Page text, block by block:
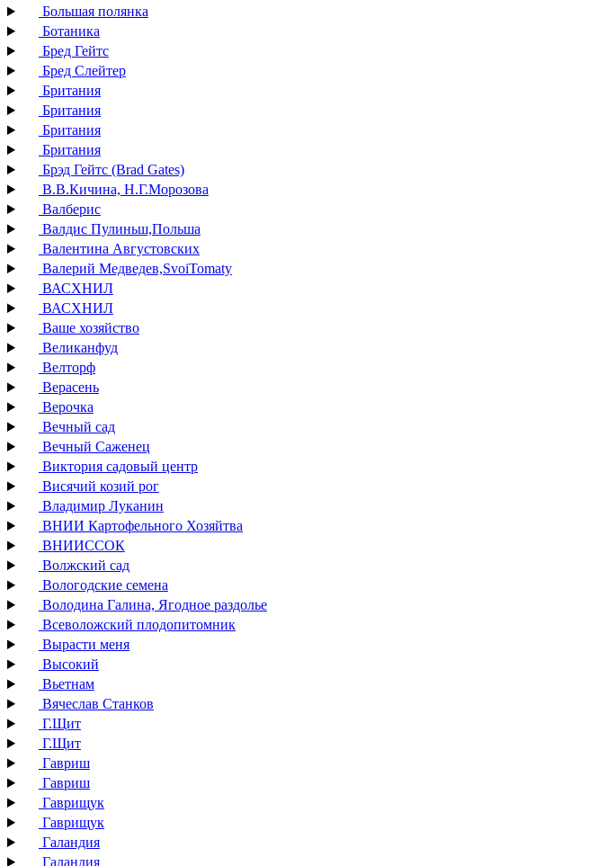
Большая полянка
Ботаника
Бред Гейтс
Бред Слейтер
Британия
Британия
Британия
Британия
Брэд Гейтс (Brad Gates)
В.В.Кичина, Н.Г.Морозова
Валберис
Валдис Пулиньш,Польша
Валентина Августовских
Валерий Медведев,SvoiTomaty
ВАСХНИЛ
ВАСХНИЛ
Ваше хозяйство
Великанфуд
Велторф
Верасень
Верочка
Вечный сад
Вечный Саженец
Виктория садовый центр
Висячий козий рог
Владимир Луканин
ВНИИ Картофельного Хозяйтва
ВНИИССОК
Волжский сад
Вологодские семена
Володина Галина, Ягодное раздолье
Всеволожский плодопитомник
Вырасти меня
Высокий
Вьетнам
Вячеслав Станков
Г.Щит
Г.Щит
Гавриш
Гавриш
Гаврищук
Гаврищук
Галандия
Галандия